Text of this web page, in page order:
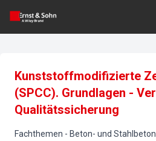
Kunststoffmodifizierte
(SPCC). Grundlagen -
Qualitätssicherung
Fachthemen - Beton- und